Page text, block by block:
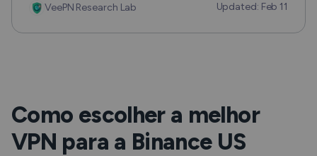
VeePN Research Lab Updated: Feb 11
Como escolher a melhor
VPN para a Binance US